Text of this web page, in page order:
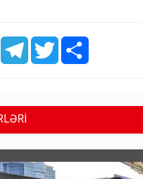
WhatsAppTelegramTwitter